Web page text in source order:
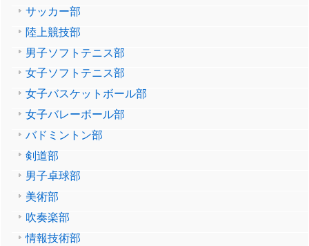
サッカー部
陸上競技部
男子ソフトテニス部
女子ソフトテニス部
女子バスケットボール部
女子バレーボール部
バドミントン部
剣道部
男子卓球部
美術部
吹奏楽部
情報技術部